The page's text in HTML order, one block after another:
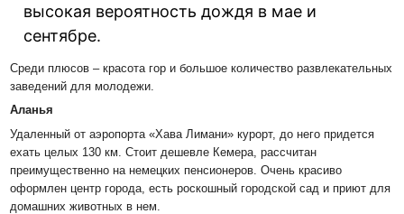
высокая вероятность дождя в мае и
сентябре.
Среди плюсов – красота гор и большое количество развлекательных
заведений для молодежи.
Аланья
Удаленный от аэропорта «Хава Лимани» курорт, до него придется
ехать целых 130 км. Стоит дешевле Кемера, рассчитан
преимущественно на немецких пенсионеров. Очень красиво
оформлен центр города, есть роскошный городской сад и приют для
домашних животных в нем.